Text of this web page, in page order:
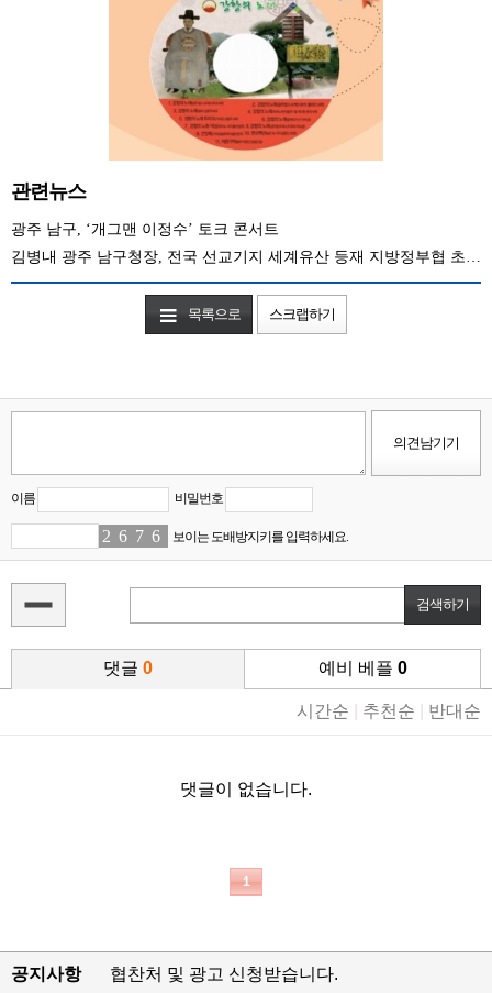
관련뉴스
광주 남구, ‘개그맨 이정수’ 토크 콘서트
김병내 광주 남구청장, 전국 선교기지 세계유산 등재 지방정부협 초대회장 선출
목록으로 스크랩하기
이름 비밀번호
2 66 75 62 보이는 도배방지키를 입력하세요.
댓글 0 예비 베플 0
시간순 추천순 반대순
댓글이 없습니다.
1
공지사항 협찬처 및 광고 신청받습니다.